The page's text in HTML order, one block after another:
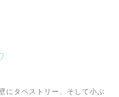
にタペストリー、そして小ぶ